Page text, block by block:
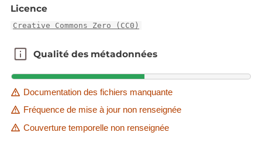
Licence
Creative Commons Zero (CC0)
Qualité des métadonnées
Qualité des métadonnées
Documentation des fichiers manquante
Fréquence de mise à jour non renseignée
Couverture temporelle non renseignée